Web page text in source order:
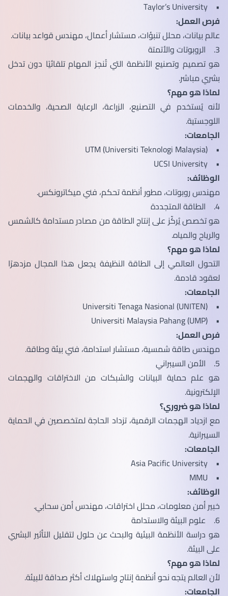
• Taylor’s University
فرص العمل:
عالم بيانات، محلل تنبؤات، مستشار أعمال، مهندس قواعد بيانات.
3. الروبوتات والأتمتة
هو تصميم وتصنيع الأنظمة التي تُنجز المهام تلقائيًا دون تدخل
بشري مباشر.
لماذا هو مهم؟
لأنه يُستخدم في التصنيع، الزراعة، الرعاية الصحية، والخدمات
اللوجستية.
الجامعات:
• UTM (Universiti Teknologi Malaysia)
• UCSI University
الوظائف:
مهندس روبوتات، مطور أنظمة تحكم، فني ميكاترونكس.
4. الطاقة المتجددة
هو تخصص يُركّز على إنتاج الطاقة من مصادر مستدامة كالشمس
والرياح والمياه.
لماذا هو مهم؟
التحول العالمي إلى الطاقة النظيفة يجعل هذا المجال مزدهرًا
لعقود قادمة.
الجامعات:
• Universiti Tenaga Nasional (UNITEN)
• Universiti Malaysia Pahang (UMP)
فرص العمل:
مهندس طاقة شمسية، مستشار استدامة، فني بيئة وطاقة.
5. الأمن السيبراني
هو علم حماية البيانات والشبكات من الاختراقات والهجمات
الإلكترونية.
لماذا هو ضروري؟
مع ازدياد الهجمات الرقمية، تزداد الحاجة لمتخصصين في الحماية
السيبرانية.
الجامعات:
• Asia Pacific University
• MMU
الوظائف:
خبير أمن معلومات، محلل اختراقات، مهندس أمن سحابي.
6. علوم البيئة والاستدامة
هو دراسة الأنظمة البيئية والبحث عن حلول لتقليل التأثير البشري
على البيئة.
لماذا هو مهم؟
لأن العالم يتجه نحو أنظمة إنتاج واستهلاك أكثر صداقة للبيئة.
الجامعات: